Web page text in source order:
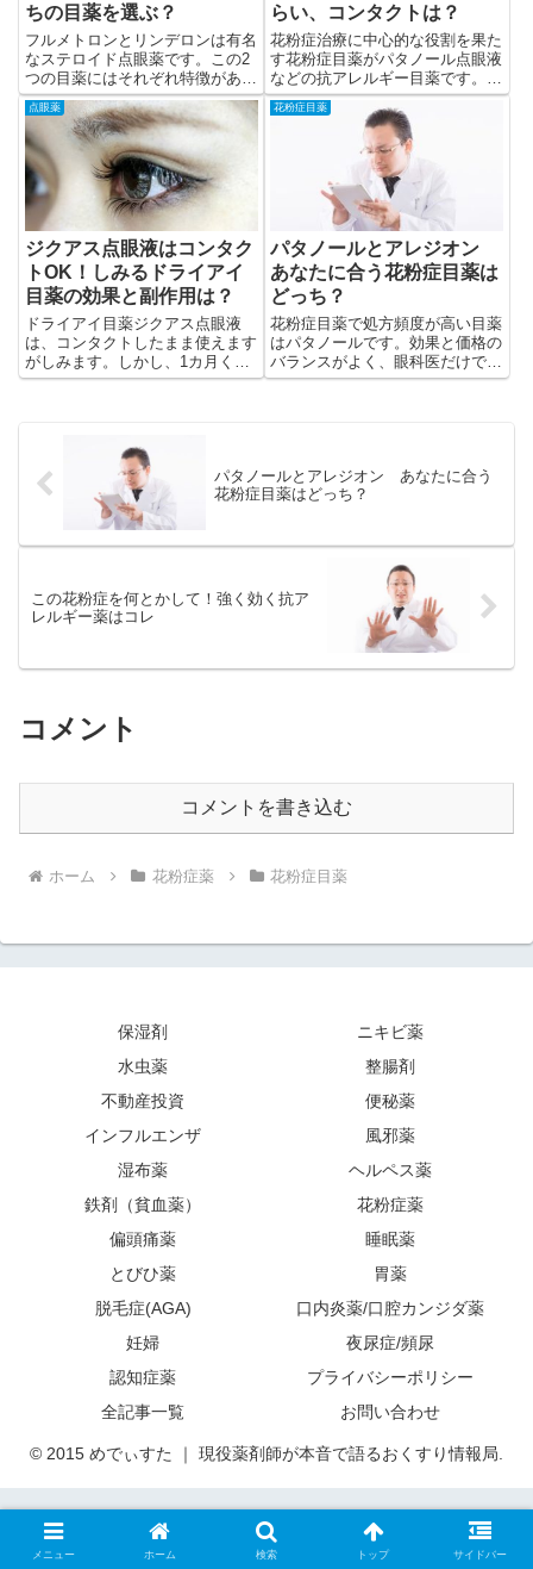
ちの目薬を選ぶ？
フルメトロンとリンデロンは有名
なステロイド点眼薬です。この2
つの目薬にはそれぞれ特徴があ
り、使い分けができると花粉症に
効果的です。
らい、コンタクトは？
花粉症治療に中心的な役割を果た
す花粉症目薬がパタノール点眼液
などの抗アレルギー目薬です。し
かし、抗アレルギー目薬は効く、
効かないの個人差が大きく、効果
の実感にも時間がかかります。
点眼薬
ジクアス点眼液はコンタク
トOK！しみるドライアイ
目薬の効果と副作用は？
ドライアイ目薬ジクアス点眼液
は、コンタクトしたまま使えます
がしみます。しかし、1カ月くら
いでしみなくなってくることが多
花粉症目薬
パタノールとアレジオン
あなたに合う花粉症目薬は
どっち？
花粉症目薬で処方頻度が高い目薬
はパタノールです。効果と価格の
バランスがよく、眼科医だけでは
なく多くの医師が使いやすいから
パタノールとアレジオン あなたに合う
花粉症目薬はどっち？
この花粉症を何とかして！強く効く抗ア
レルギー薬はコレ
コメント
コメントを書き込む
ホーム 花粉症薬 花粉症目薬
保湿剤
ニキビ薬
水虫薬
整腸剤
不動産投資
便秘薬
インフルエンザ
風邪薬
湿布薬
ヘルペス薬
鉄剤（貧血薬）
花粉症薬
偏頭痛薬
睡眠薬
とびひ薬
胃薬
脱毛症(AGA)
口内炎薬/口腔カンジダ薬
妊婦
夜尿症/頻尿
認知症薬
プライバシーポリシー
全記事一覧
お問い合わせ
© 2015 めでぃすた ｜ 現役薬剤師が本音で語るおくすり情報局.
メニュー ホーム 検索 トップ サイドバー